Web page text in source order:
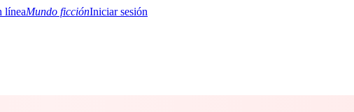
Mundo ficciónIniciar sesión